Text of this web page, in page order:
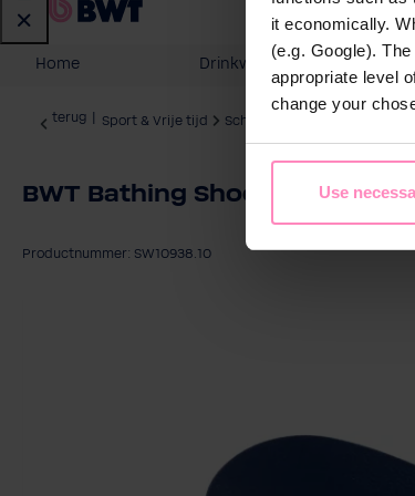
it economically.
(e.g. Google).
appropriate level
change your
Use
Home Drinkwater
terug Sport & Vrije tijd Schoenen & Accessoires
BWT Bathing Shoes
Productnummer: SW10938.10